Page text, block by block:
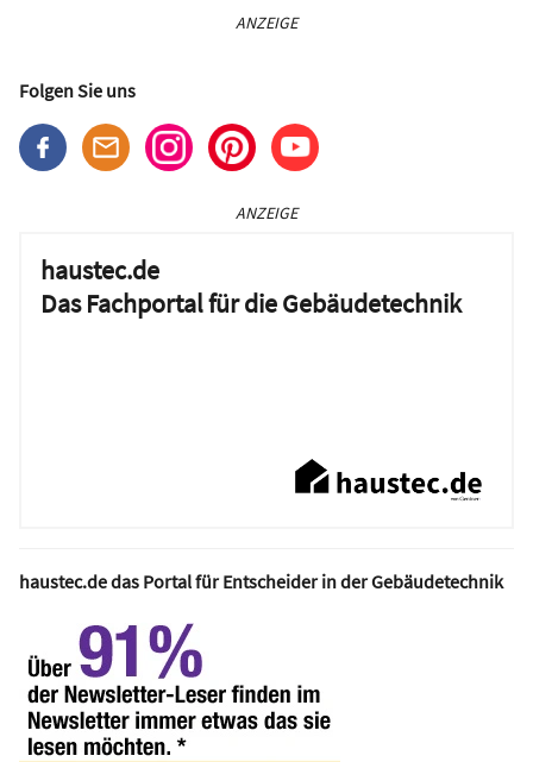
ANZEIGE
Folgen Sie uns
ANZEIGE
haustec.de
Das Fachportal für die Gebäudetechnik
haustec.de das Portal für Entscheider in der Gebäudetechnik